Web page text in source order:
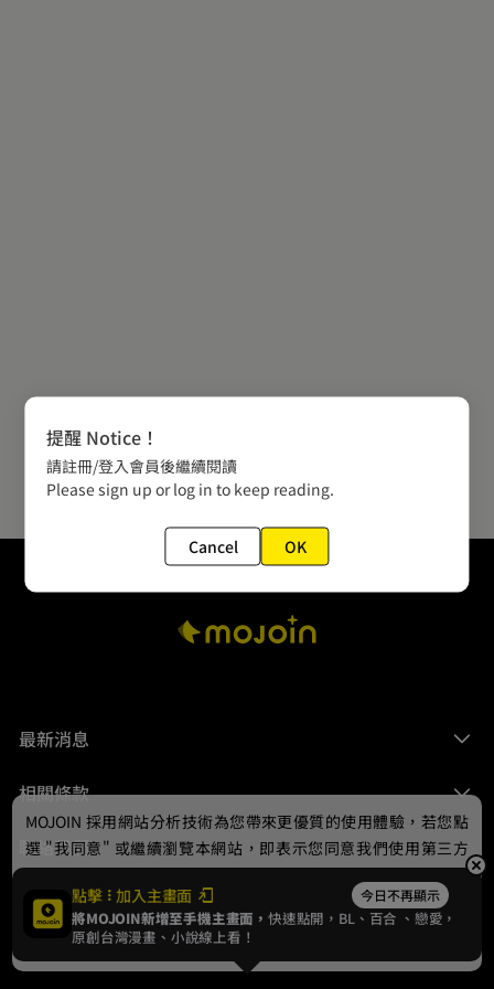
最新消息
相關條款
聯絡我們
© 2024 gamania Digital Entertainment Co., Ltd.
點擊 加入主畫面 今日不再顯示
將MOJOIN新增至手機主畫面，快速點開，BL、 百合 、戀愛，
原創台灣漫畫、小說線上看！
MOJOIN 採用網站分析技術為您帶來更優質的使用體驗，若您點
選 "我同意" 或繼續瀏覽本網站，即表示您同意我們使用第三方
Cookie，欲瞭解更多資訊請見隱私權政策。
我同意
提醒 Notice！
請註冊/登入會員後繼續閱讀
Please sign up or log in to keep reading.
Cancel OK